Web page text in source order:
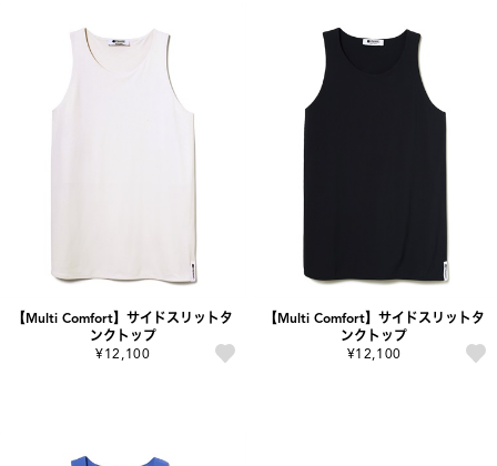
【Multi Comfort】サイドスリットタ
ンクトップ
¥12,100
【Multi Comfort】サイドスリットタ
ンクトップ
¥12,100